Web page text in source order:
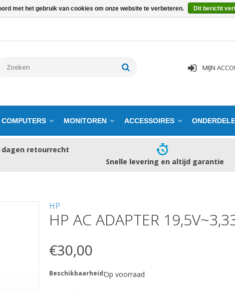
MIJN
COMPUTERS MONITOREN ACCESSOIRES
dagen retourrecht
Snelle levering en altijd garantie
HP
HP AC ADAPTER
€30,00
Beschikbaarheid:Op voorraad
met het gebruik van cookies om onze website te verbeteren. Dit bericht